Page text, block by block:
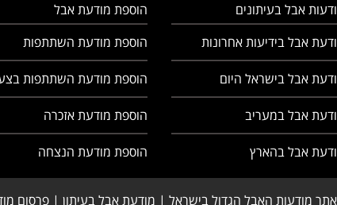
אבל בעיתונים
אבל בידיעות אחרונות
אבל בישראל היום
אבל במעריב
אבל בהארץ
הוספת מודעת אבל
הוספת מודעת השתתפות
הוספת מודעת השתתפות
הוספת מודעת אזכרה
הוספת מודעת הנצחה
אתר מודעות האבל הגדול בישראל | מודעת אבל בעיתון | פרסום